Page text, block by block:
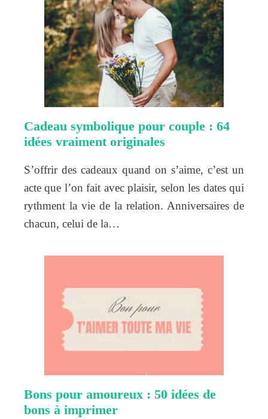
Cadeau symbolique pour couple : 64
idées vraiment originales
S’offrir des cadeaux quand on s’aime, c’est un
acte que l’on fait avec plaisir, selon les dates qui
rythment la vie de la relation. Anniversaires de
chacun, celui de la…
Bons pour amoureux : 50 idées de
bons à imprimer